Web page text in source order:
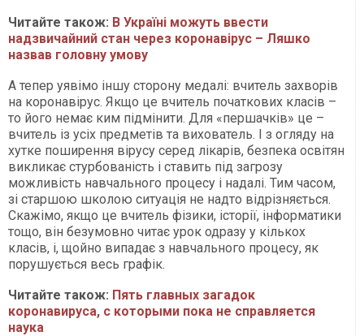
Читайте також: В Україні можуть ввести
надзвичайний стан через коронавірус – Ляшко
назвав головну умову
А тепер уявімо іншу сторону медалі: вчитель захворів
на коронавірус. Якщо це вчитель початкових класів –
то його немає ким підмінити. Для «першачків» це –
вчитель із усіх предметів та вихователь. І з огляду на
хутке поширення вірусу серед лікарів, безпека освітян
викликає стурбованість і ставить під загрозу
можливість навчального процесу і надалі. Тим часом,
зі старшою школою ситуація не надто відрізняється.
Скажімо, якщо це вчитель фізики, історії, інформатики
тощо, він безумовно читає урок одразу у кількох
класів, і, щойно випадає з навчального процесу, як
порушується весь графік.
Читайте також: Пять главных загадок
коронавируса, с которыми пока не справляется
наука